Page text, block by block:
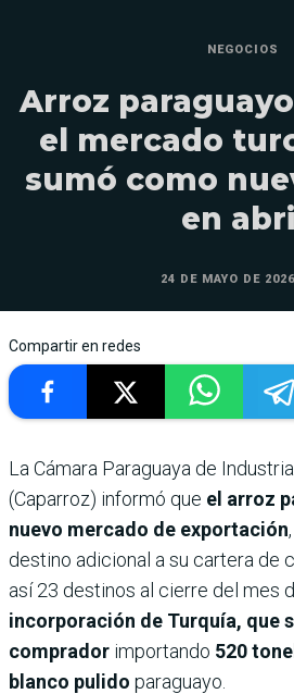
NEGOCIOS
Arroz
el mercado
sumó como
en abril
24 DE MAYO DE
Compartir en redes
La Cámara Paraguaya de
(Caparroz) informó que el arroz
nuevo mercado de exportación
destino adicional a su cartera de
así 23 destinos al cierre del mes
incorporación de Turquía, que
comprador importando 520
blanco pulido paraguayo.